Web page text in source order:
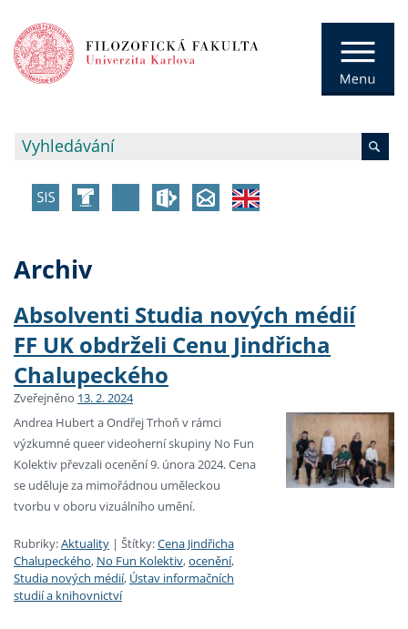
Archiv
Absolventi Studia nových médií
FF UK obdrželi Cenu Jindřicha
Chalupeckého
Zveřejněno 13. 2. 2024
Andrea Hubert a Ondřej Trhoň v rámci
výzkumné queer videoherní skupiny No Fun
Kolektiv převzali ocenění 9. února 2024. Cena
se uděluje za mimořádnou uměleckou
tvorbu v oboru vizuálního umění.
Rubriky:Aktuality | Štítky:Cena Jindřicha
Chalupeckého, No Fun Kolektiv,ocenění,
Studia nových médií, Ústav informačních
studií a knihovnictví